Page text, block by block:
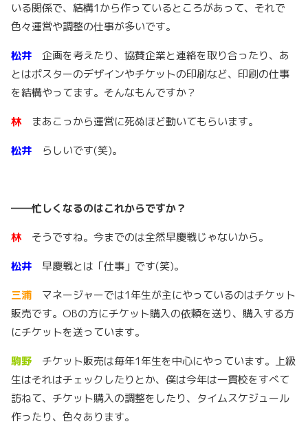
いる関係で、結構1から作っているところがあって、それで
色々運営や調整の仕事が多いです。
松井 企画を考えたり、協賛企業と連絡を取り合ったり、あ
とはポスターのデザインやチケットの印刷など、印刷の仕事
を結構やってます。そんなもんですか？
林 まあこっから運営に死ぬほど動いてもらいます。
松井 らしいです(笑)。
――忙しくなるのはこれからですか？
林 そうですね。今までのは全然早慶戦じゃないから。
松井 早慶戦とは「仕事」です(笑)。
三浦 マネージャーでは1年生が主にやっているのはチケット
販売です。OBの方にチケット購入の依頼を送り、購入する方
にチケットを送っています。
駒野 チケット販売は毎年1年生を中心にやっています。上級
生はそれはチェックしたりとか、僕は今年は一貫校をすべて
訪ねて、チケット購入の調整をしたり、タイムスケジュール
作ったり、色々あります。